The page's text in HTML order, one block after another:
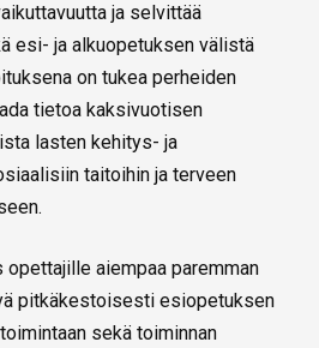
ja selvittää
esi- ja alkuopetuksen välistä
on tukea perheiden
tietoa kaksivuotisen
lasten kehitys- ja
taitoihin ja terveen
opettajille aiempaa paremman
pitkäkestoisesti esiopetuksen
sekä toiminnan